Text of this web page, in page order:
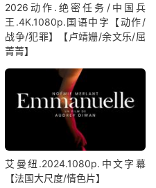
2026动作.绝密任务/中国兵
王.4K.1080p.国语中字【动作/
战争/犯罪】【卢靖姗/余文乐/屈
菁菁】
艾曼纽.2024.1080p.中文字幕
【法国大尺度/情色片】